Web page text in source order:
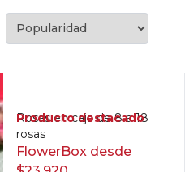
Producto destacado
Rosas en caja de 8 a 18
rosas
FlowerBox desde